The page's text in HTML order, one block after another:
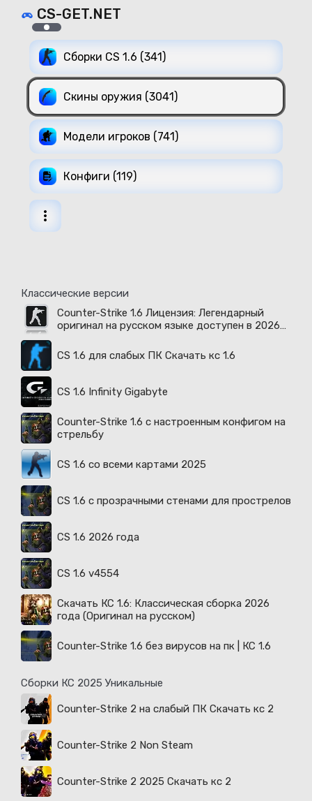
CS-GET.NET
Сборки CS 1.6 (341)
Скины оружия (3041)
Модели игроков (741)
Конфиги (119)
Классические версии
Counter-Strike 1.6 Лицензия: Легендарный
оригинал на русском языке доступен в 2026
CS 1.6 для слабых ПК Скачать кс 1.6
CS 1.6 Infinity Gigabyte
Counter-Strike 1.6 с настроенным конфигом на
стрельбу
CS 1.6 со всеми картами 2025
CS 1.6 с прозрачными стенами для прострелов
CS 1.6 2026 года
CS 1.6 v4554
Скачать КС 1.6: Классическая сборка 2026
года (Оригинал на русском)
Counter-Strike 1.6 без вирусов на пк | КС 1.6
Сборки КС 2025 Уникальные
Counter-Strike 2 на слабый ПК Скачать кс 2
Counter-Strike 2 Non Steam
Counter-Strike 2 2025 Скачать кс 2